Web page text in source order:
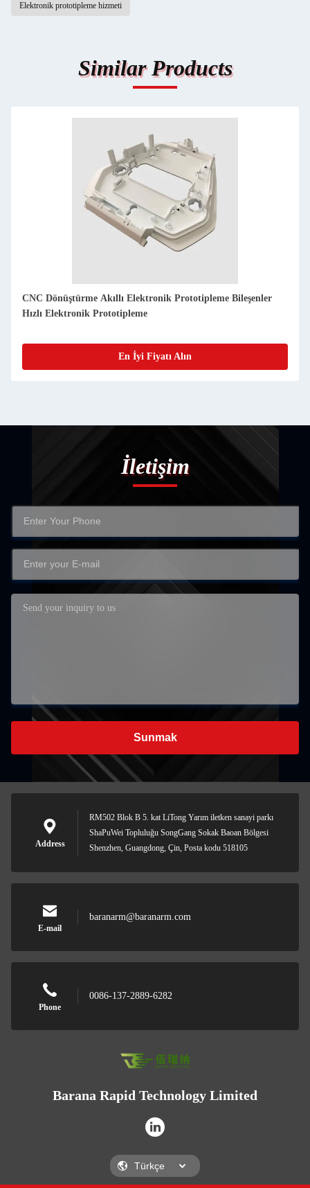
Elektronik prototipleme hizmeti
Similar Products
Akıllı Elektronik Ürün Prototip Geliştirme Endüstri İçin
Hassas CNC Dönüştürme
En İyi Fiyatı Alın
İletişim
Sunmak
Address
RM502 Blok B 5. kat LiTong Yarım iletken sanayi parkı
ShaPuWei Topluluğu SongGang Sokak Baoan Bölgesi
Shenzhen, Guangdong, Çin, Posta kodu 518105
E-mail
baranarm@baranarm.com
Phone
0086-137-2889-6282
Barana Rapid Technology Limited